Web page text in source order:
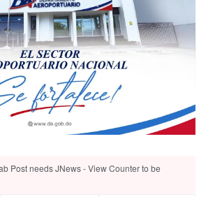
Post needs JNews - View Counter to be